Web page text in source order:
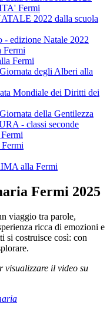
Fermi
2022 dalla scuola
edizione Natale 2022
Fermi
Fermi
degli Alberi alla
Mondiale dei Diritti dei
della Gentilezza
- classi seconde
alla Fermi
Fermi 2025
viaggio tra parole,
ricca di emozioni e
si costruisce così: con
il video su